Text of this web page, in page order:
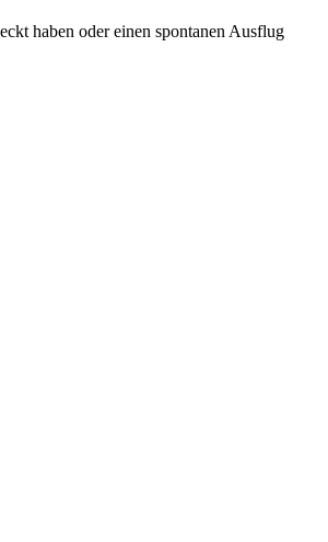
haben oder einen spontanen Ausflug